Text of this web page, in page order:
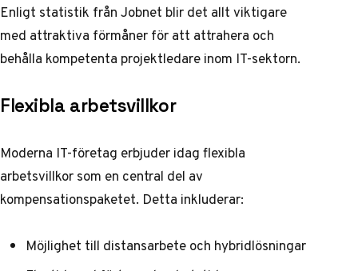
Enligt statistik från Jobnet blir det allt viktigare
med attraktiva förmåner för att attrahera och
behålla kompetenta projektledare inom IT-sektorn.
Flexibla arbetsvillkor
Moderna IT-företag erbjuder idag flexibla
arbetsvillkor som en central del av
kompensationspaketet. Detta inkluderar:
Möjlighet till distansarbete och hybridlösningar